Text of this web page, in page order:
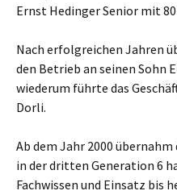
Ernst Hedinger Senior mit 80
Nach erfolgreichen Jahren
den Betrieb an seinen Sohn
wiederum führte das
Dorli.
Ab dem Jahr 2000
in der dritten Generation 6
Fachwissen und Einsatz bis